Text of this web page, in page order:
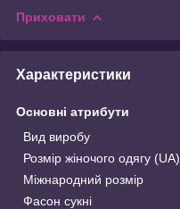
Приховати
Характеристики
Основні атрибути
Вид виробу
Розмір жіночого одягу (UA)
Міжнародний розмір
Фасон сукні